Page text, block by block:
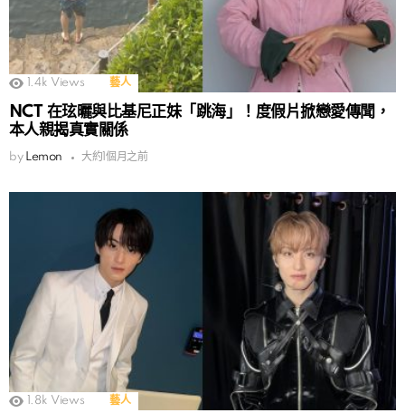
1.4k Views 藝人
NCT 在玹曬與比基尼正妹「跳海」！度假片掀戀愛傳聞，
本人親揭真實關係
by Lemon 大約1個月之前
1.8k Views 藝人